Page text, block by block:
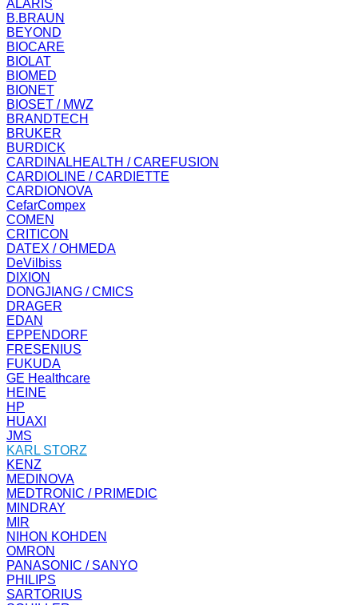
ALARIS
B.BRAUN
BEYOND
BIOCARE
BIOLAT
BIOMED
BIONET
BIOSET / MWZ
BRANDTECH
BRUKER
BURDICK
CARDINALHEALTH / CAREFUSION
CARDIOLINE / CARDIETTE
CARDIONOVA
CefarCompex
COMEN
CRITICON
DATEX / OHMEDA
DeVilbiss
DIXION
DONGJIANG / CMICS
DRAGER
EDAN
EPPENDORF
FRESENIUS
FUKUDA
GE Healthcare
HEINE
HP
HUAXI
JMS
KARL STORZ
KENZ
MEDINOVA
MEDTRONIC / PRIMEDIC
MINDRAY
MIR
NIHON KOHDEN
OMRON
PANASONIC / SANYO
PHILIPS
SARTORIUS